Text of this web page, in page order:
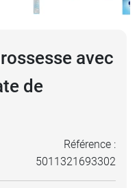
avec
de
Référence :
5011321693302